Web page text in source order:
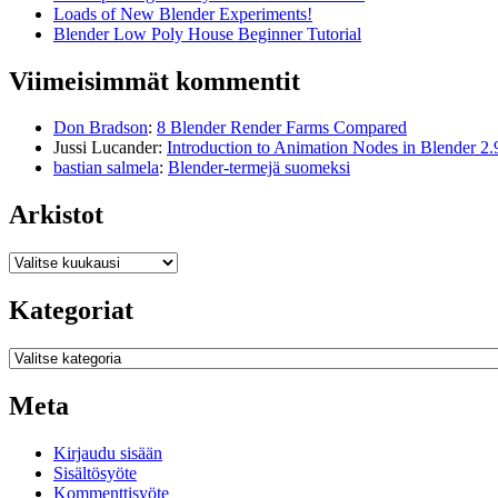
Loads of New Blender Experiments!
Blender Low Poly House Beginner Tutorial
Viimeisimmät kommentit
Don Bradson: 8 Blender Render Farms Compared
Jussi Lucander: Introduction to Animation Nodes in Blender
bastian salmela: Blender-termejä suomeksi
Arkistot
Arkistot
Kategoriat
Kategoriat
Meta
Kirjaudu sisään
Sisältösyöte
Kommenttisyöte